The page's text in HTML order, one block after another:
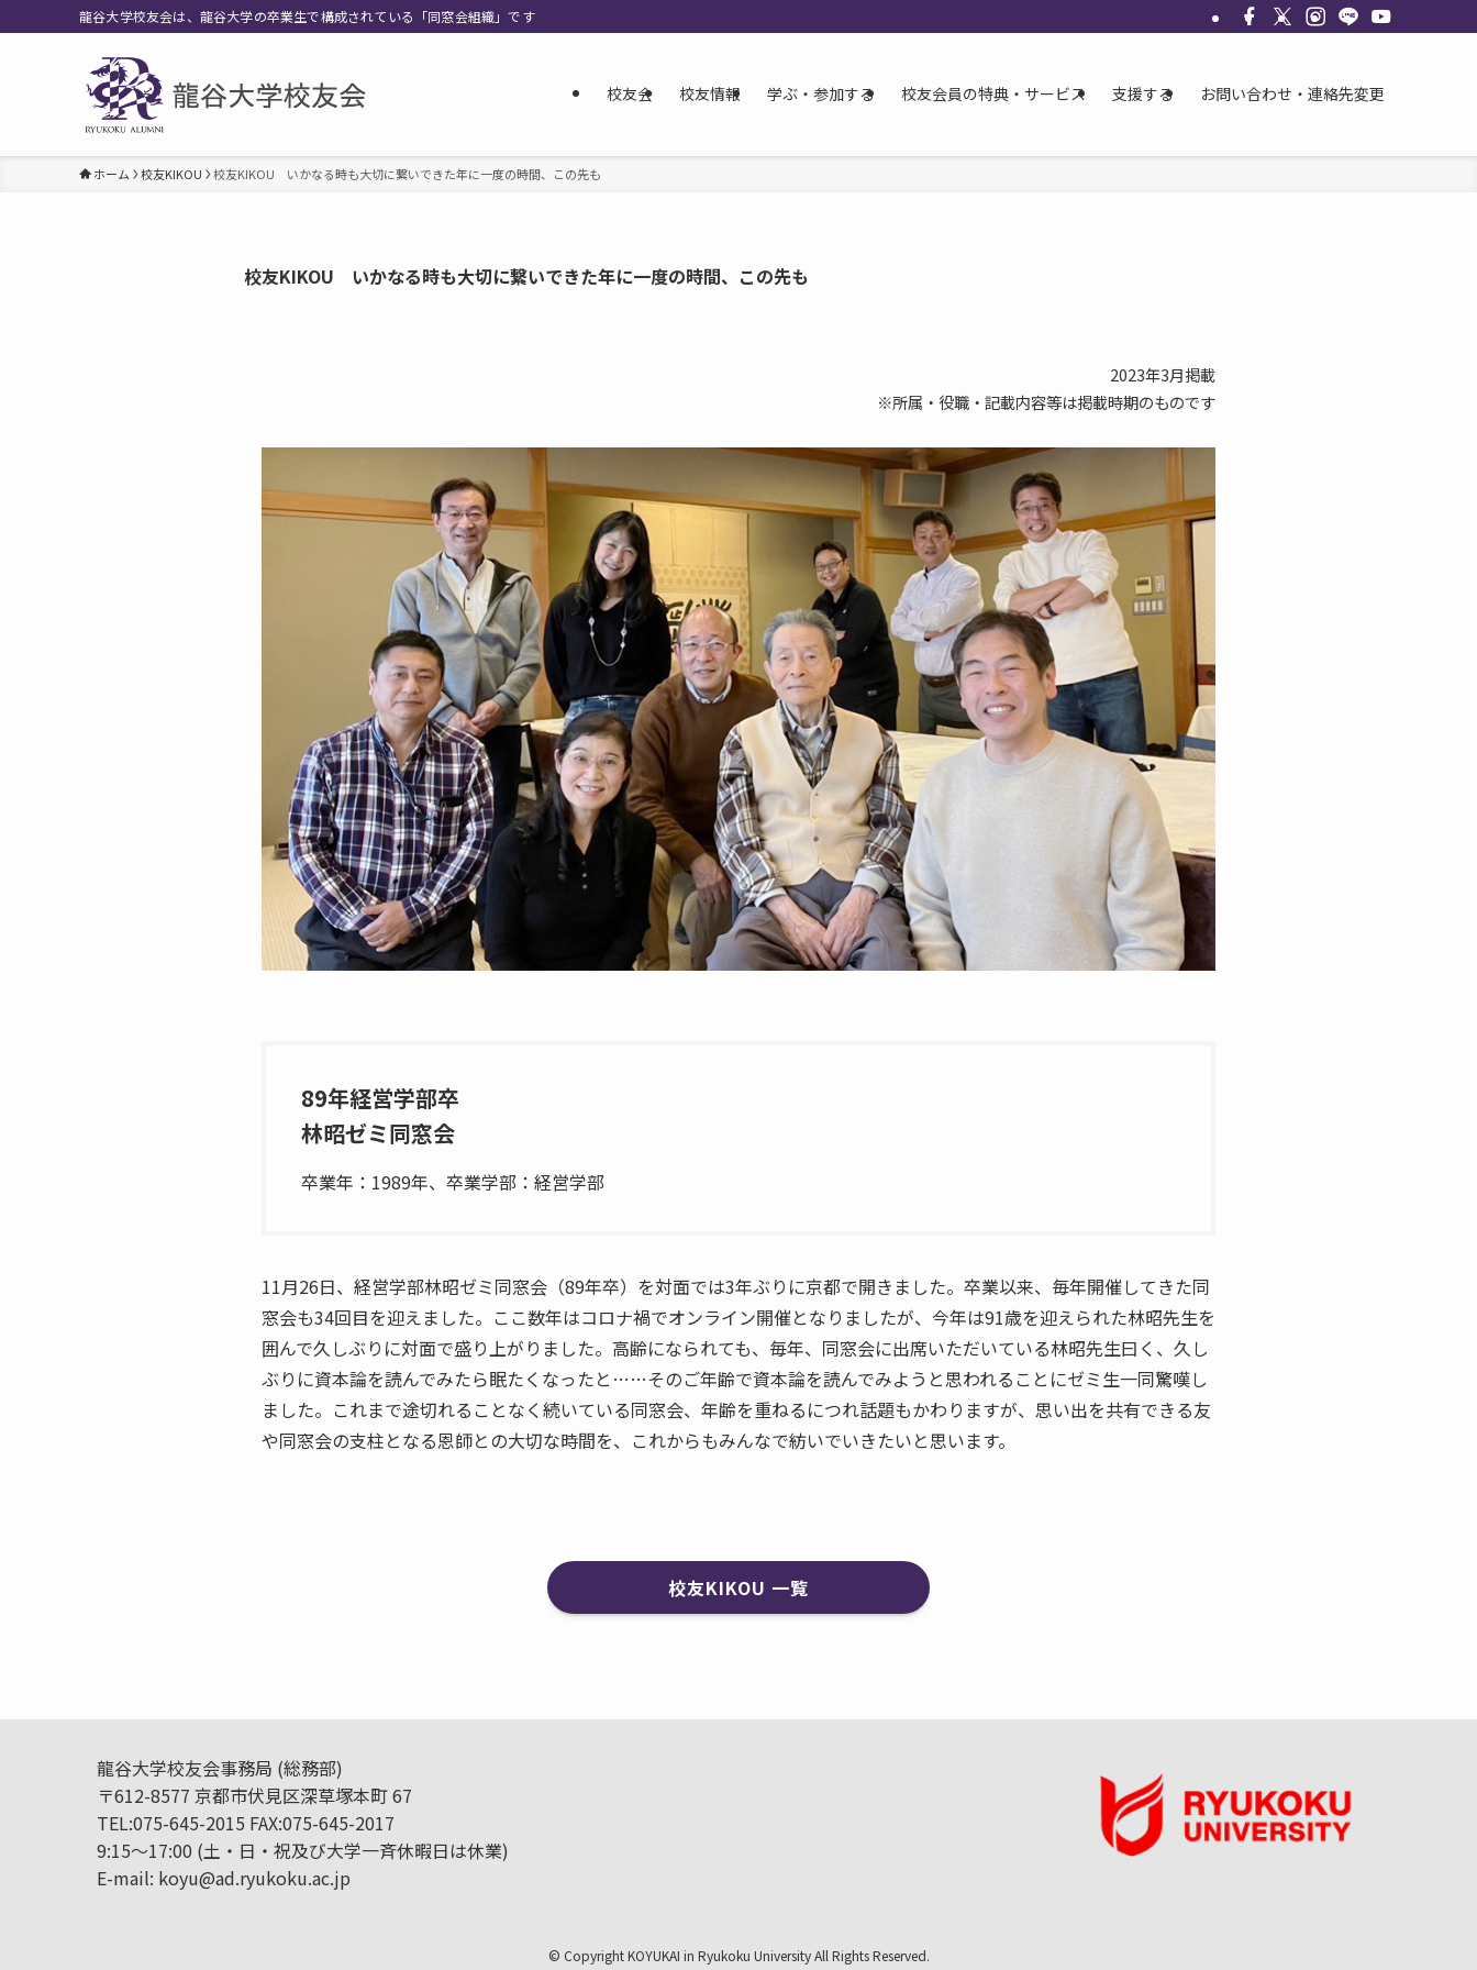
龍谷大学校友会は、龍谷大学の卒業生で構成されている「同窓会組織」です
校友会 校友情報 学ぶ・参加する 校友会員の特典・サービス 支援する お問い合わせ・連絡先変更
ホーム 校友KIKOU 校友KIKOU いかなる時も大切に繋いできた年に一度の時間、この先も
校友KIKOU いかなる時も大切に繋いできた年に一度の時間、この先も
2023年3月掲載
※所属・役職・記載内容等は掲載時期のものです
89年経営学部卒
林昭ゼミ同窓会
卒業年：1989年、卒業学部：経営学部
11月26日、経営学部林昭ゼミ同窓会（89年卒）を対面では3年ぶりに京都で開きました。卒業以来、毎年開催してきた同
窓会も34回目を迎えました。ここ数年はコロナ禍でオンライン開催となりましたが、今年は91歳を迎えられた林昭先生を
囲んで久しぶりに対面で盛り上がりました。高齢になられても、毎年、同窓会に出席いただいている林昭先生曰く、久し
ぶりに資本論を読んでみたら眠たくなったと……そのご年齢で資本論を読んでみようと思われることにゼミ生一同驚嘆し
ました。これまで途切れることなく続いている同窓会、年齢を重ねるにつれ話題もかわりますが、思い出を共有できる友
や同窓会の支柱となる恩師との大切な時間を、これからもみんなで紡いでいきたいと思います。
校友KIKOU 一覧
龍谷大学校友会事務局 (総務部)
〒612-8577 京都市伏見区深草塚本町 67
TEL:075-645-2015 FAX:075-645-2017
9:15～17:00 (土・日・祝及び大学一斉休暇日は休業)
E-mail: koyu@ad.ryukoku.ac.jp
© Copyright KOYUKAI in Ryukoku University All Rights Reserved.